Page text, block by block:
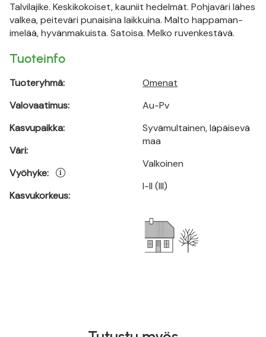
Talvilajike. Keskikokoiset, kauniit hedelmät. Pohjaväri lähes
valkea, peiteväri punaisina laikkuina. Malto happaman-
imelää, hyvänmakuista. Satoisa. Melko ruvenkestävä.
Tuoteinfo
Tuoteryhmä:
Valovaatimus:
Kasvupaikka:
Väri:
Vyöhyke:
Kasvukorkeus:
Omenat
Au-Pv
Syvämultainen, läpäisevä
maa
Valkoinen
I-II (III)